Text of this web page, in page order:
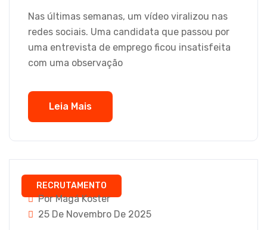
Nas últimas semanas, um vídeo viralizou nas
redes sociais. Uma candidata que passou por
uma entrevista de emprego ficou insatisfeita
com uma observação
Leia Mais
RECRUTAMENTO
Por Magá Koster
25 De Novembro De 2025